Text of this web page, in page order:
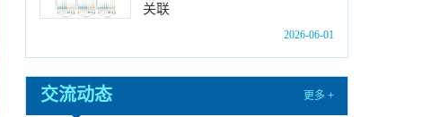
中国科学院动物研究所2026年优秀大学生夏令
究生复试规程
关联
2026-06-01
交流动态 更多 +